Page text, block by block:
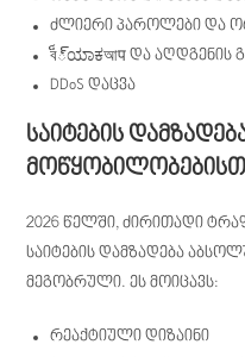
ძლიერი პაროლები და
ব็్ಯಾಕআप და აღდგენის
DDoS დაცვა
საიტების
2026 წელში, ძირითადი
საიტების დამზადება
მეგობრული. ეს მოიცავს:
რეაქტიული დიზაინი